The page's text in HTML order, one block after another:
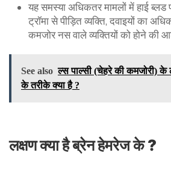
यह समस्या अधिकतर मामलों में हाई ब्लड
ट्रॉमा से पीड़ित व्यक्ति, दवाइयों का
कमजोर नस वाले व्यक्तियों को होने की
See also ल्स पाल्सी (चेहरे की कमजोरी) के
के तरीके क्या है ?
लक्षण क्या है ब्रेन हेमरेज के ?